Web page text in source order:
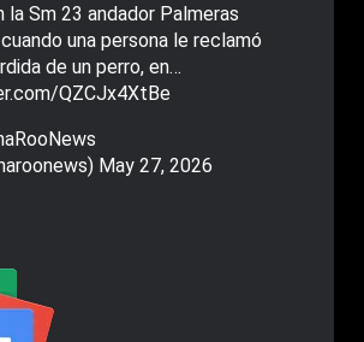
la Sm 23 andador Palmeras
cuando una persona le reclamó
de un perro, en…
QZCJx4XtBe
May 27, 2026